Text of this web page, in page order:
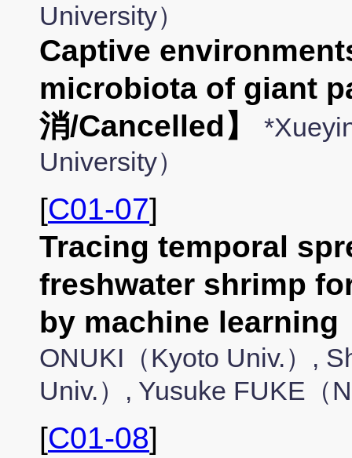
University）
Captive
microbiota of giant
消/Cancelled】
University）
[C01-07]
Tracing temporal
freshwater shrimp
by machine learning
ONUKI（Kyoto Univ.）,
Univ.）, Yusuke FUKE（
[C01-08]